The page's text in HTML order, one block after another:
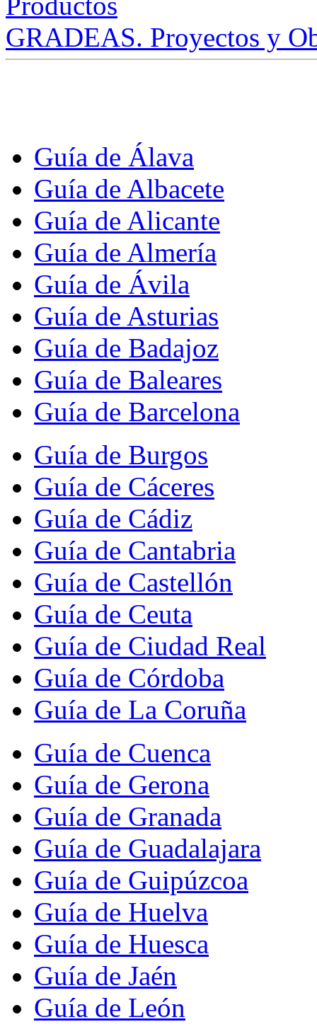
GRADEAS. Proyectos y
Guía de Álava
Guía de Albacete
Guía de Alicante
Guía de Almería
Guía de Ávila
Guía de Asturias
Guía de Badajoz
Guía de Baleares
Guía de Barcelona
Guía de Burgos
Guía de Cáceres
Guía de Cádiz
Guía de Cantabria
Guía de Castellón
Guía de Ceuta
Guía de Ciudad Real
Guía de Córdoba
Guía de La Coruña
Guía de Cuenca
Guía de Gerona
Guía de Granada
Guía de Guadalajara
Guía de Guipúzcoa
Guía de Huelva
Guía de Huesca
Guía de Jaén
Guía de León